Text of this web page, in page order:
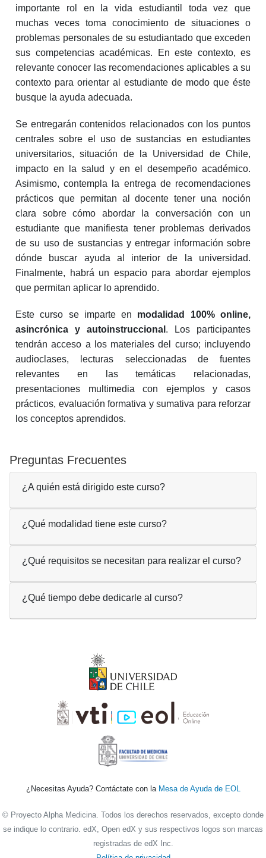
importante rol en la vida estudiantil toda vez que
muchas veces toma conocimiento de situaciones o
problemas personales de su estudiantado que exceden
sus competencias académicas. En este contexto, es
relevante conocer las recomendaciones aplicables a su
contexto para orientar al estudiante de modo que éste
busque la ayuda adecuada.
Se entregarán contenidos relacionados con los puntos
centrales sobre el uso de sustancias en estudiantes
universitarios, situación de la Universidad de Chile,
impacto en la salud y en el desempeño académico.
Asimismo, contempla la entrega de recomendaciones
prácticos que permitan al docente tener una noción
clara sobre cómo abordar la conversación con un
estudiante que manifiesta tener problemas derivados
de su uso de sustancias y entregar información sobre
dónde buscar ayuda al interior de la universidad.
Finalmente, habrá un espacio para abordar ejemplos
que permitan aplicar lo aprendido.
Este curso se imparte en modalidad 100% online,
asincrónica y autoinstruccional . Los participantes
tendrán acceso a los materiales del curso; incluyendo
audioclases, lecturas seleccionadas de fuentes
relevantes en las temáticas relacionadas,
presentaciones multimedia con ejemplos y casos
prácticos, evaluación formativa y sumativa para reforzar
los conceptos aprendidos.
Preguntas Frecuentes
¿A quién está dirigido este curso?
¿Qué modalidad tiene este curso?
¿Qué requisitos se necesitan para realizar el curso?
¿Qué tiempo debe dedicarle al curso?
¿Necesitas Ayuda? Contáctate con la Mesa de Ayuda de EOL
© Proyecto Alpha Medicina. Todos los derechos reservados, excepto donde
se indique lo contrario. edX, Open edX y sus respectivos logos son marcas
registradas de edX Inc.